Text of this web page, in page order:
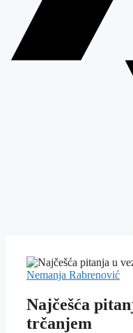
Nemanja Rabrenović
Najčešća
trčanjem